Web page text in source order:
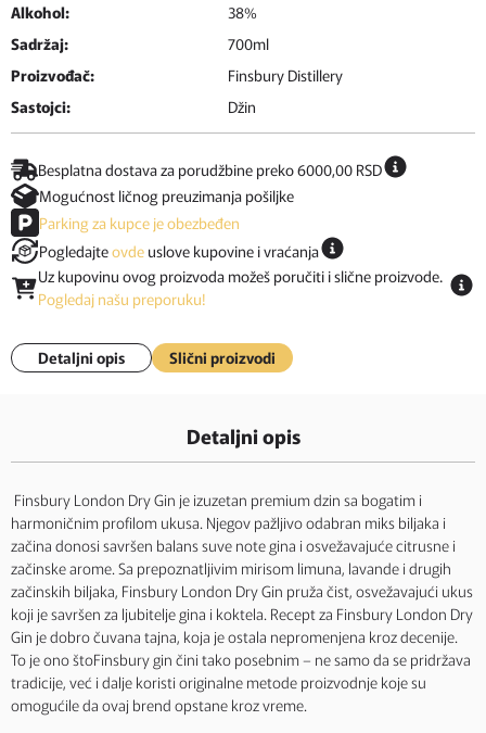
Alkohol:
38%
Sadržaj:
700ml
Proizvođač:
Finsbury Distillery
Sastojci:
Džin
Besplatna dostava za porudžbine preko 6000,00 RSD
Mogućnost ličnog preuzimanja pošiljke
Parking za kupce je obezbeđen
Pogledajteovde uslove kupovine i vraćanja
Uz kupovinu ovog proizvoda možeš poručiti i slične proizvode.
Pogledaj našu preporuku!
Detaljni opis Slični proizvodi
Detaljni opis
Finsbury London Dry Gin je izuzetan premium dzin sa bogatim i
harmoničnim profilom ukusa. Njegov pažljivo odabran miks biljaka i
začina donosi savršen balans suve note gina i osvežavajuće citrusne i
začinske arome. Sa prepoznatljivim mirisom limuna, lavande i drugih
začinskih biljaka, Finsbury London Dry Gin pruža čist, osvežavajući ukus
koji je savršen za ljubitelje gina i koktela. Recept za Finsbury London Dry
Gin je dobro čuvana tajna, koja je ostala nepromenjena kroz decenije.
To je ono štoFinsbury gin čini tako posebnim – ne samo da se pridržava
tradicije, već i dalje koristi originalne metode proizvodnje koje su
omogućile da ovaj brend opstane kroz vreme.